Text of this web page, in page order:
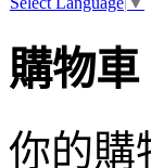
購物車
你的購